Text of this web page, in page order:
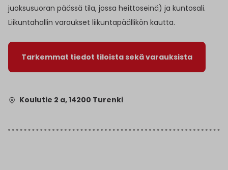
juoksusuoran päässä tila, jossa heittoseinä) ja kuntosali.
Liikuntahallin varaukset liikuntapäällikön kautta.
Tarkemmat tiedot tiloista sekä varauksista
Koulutie 2 a, 14200 Turenki